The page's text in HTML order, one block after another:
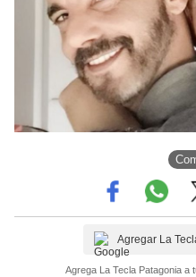
Agregar La
Agrega La Tecla Patagonia a